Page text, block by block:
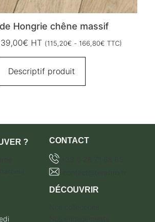
Hongrie chêne massif
€ HT (115,20€ - 166,80€ TTC)
Descriptif produit
?
CONTACT
DÉCOUVRIR